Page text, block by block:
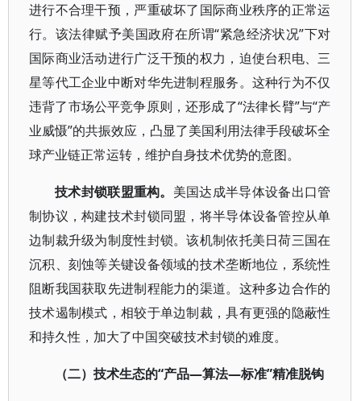
进行不合理干预，严重破坏了国际商业秩序的正常运
行。该法律赋予美国政府在所谓“紧急经济状况”下对
国际商业活动进行广泛干预的权力，迫使台积电、三
星等代工企业中断对华先进制程服务。这种行为不仅
违背了市场公平竞争原则，还形成了“法律长臂”与“产
业威慑”的共振效应，凸显了美国利用法律手段破坏全
球产业链正常运转，维护自身技术优势的意图。
技术封锁联盟重构。 美国达成半导体设备出口管
制协议，构建技术封锁同盟，将半导体设备管控从单
边制裁升级为制度性封锁。该机制依托美日荷三国在
沉积、刻蚀等关键设备领域的技术垄断地位，系统性
阻断我国获取先进制程能力的渠道。这种多边合作的
技术遏制模式，相较于单边制裁，具有更强的隐蔽性
和持久性，加大了中国突破技术封锁的难度。
（二）技术生态的“产品—算法—标准”精准脱钩